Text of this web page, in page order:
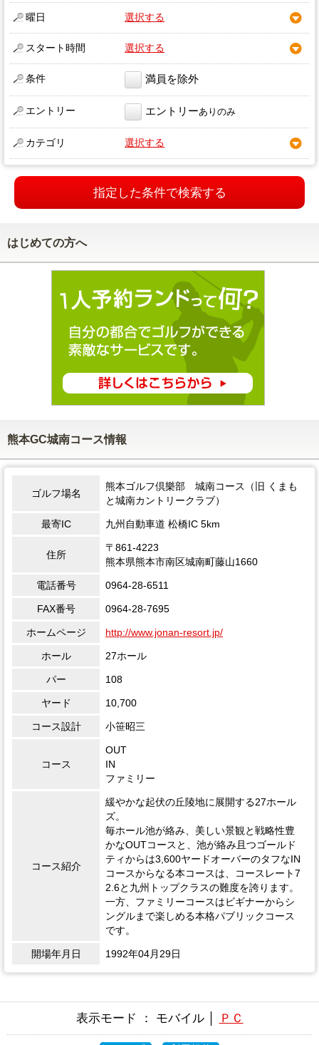
曜日 選択する
スタート時間 選択する
条件 満員を除外
エントリー エントリーありのみ
カテゴリ 選択する
指定した条件で検索する
はじめての方へ
熊本GC城南コース情報
ゴルフ場名
熊本ゴルフ倶樂部 城南コース（旧 くまも
と城南カントリークラブ）
最寄IC 九州自動車道 松橋IC 5km
住所
〒861-4223
熊本県熊本市南区城南町藤山1660
電話番号 0964-28-6511
FAX番号 0964-28-7695
ホームページ http://www.jonan-resort.jp/
ホール 27ホール
パー 108
ヤード 10,700
コース設計 小笹昭三
コース
OUT
IN
ファミリー
コース紹介
緩やかな起伏の丘陵地に展開する27ホール
ズ。
毎ホール池が絡み、美しい景観と戦略性豊
かなOUTコースと、池が絡み且つゴールド
ティからは3,600ヤードオーバーのタフなIN
コースからなる本コースは、コースレート7
2.6と九州トップクラスの難度を誇ります。
一方、ファミリーコースはビギナーからシ
ングルまで楽しめる本格パブリックコース
です。
開場年月日 1992年04月29日
表示モード ： モバイル │ ＰＣ